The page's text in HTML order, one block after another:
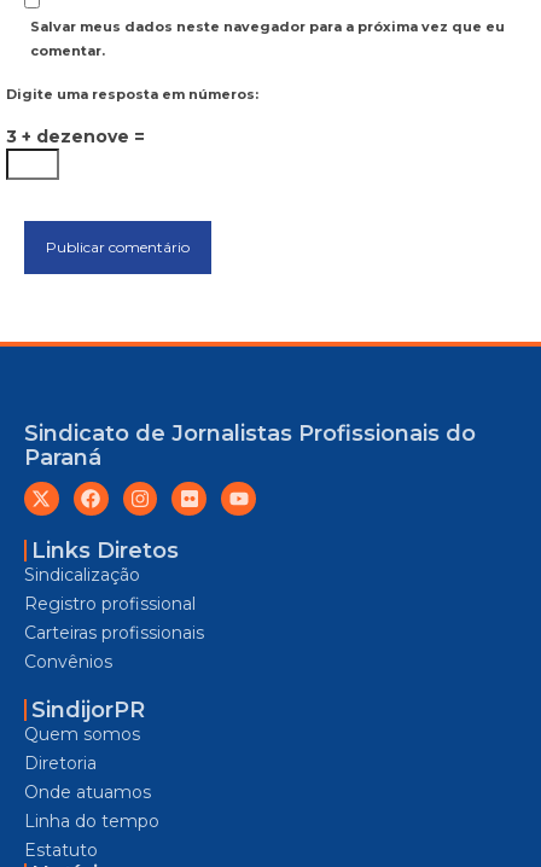
Salvar meus dados neste navegador para a próxima vez que eu
comentar.
Digite uma resposta em números:
3 + dezenove =
Sindicato de Jornalistas Profissionais do
Paraná
Links Diretos
Sindicalização
Registro profissional
Carteiras profissionais
Convênios
SindijorPR
Quem somos
Diretoria
Onde atuamos
Linha do tempo
Estatuto